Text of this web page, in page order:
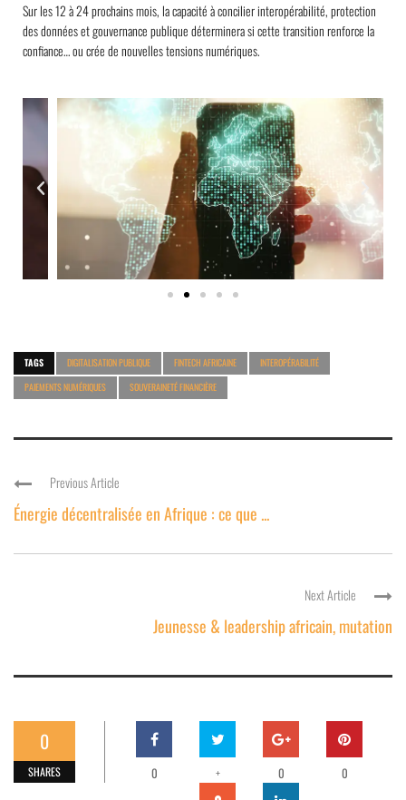
Sur les 12 à 24 prochains mois, la capacité à concilier interopérabilité, protection
des données et gouvernance publique déterminera si cette transition renforce la
confiance… ou crée de nouvelles tensions numériques.
TAGS DIGITALISATION PUBLIQUE FINTECH AFRICAINE
INTEROPÉRABILITÉ
PAIEMENTS NUMÉRIQUES
SOUVERAINETÉ FINANCIÈRE
Previous Article
Énergie décentralisée en Afrique : ce que ...
Next Article
Jeunesse & leadership africain, mutation
0
SHARES 0 + 0 0